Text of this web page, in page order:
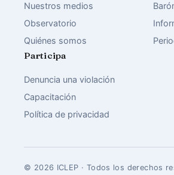
Nuestros medios
Observatorio
Quiénes somos
Participa
Denuncia una violación
Capacitación
Política de privacidad
© 2026 ICLEP · Todos los derechos